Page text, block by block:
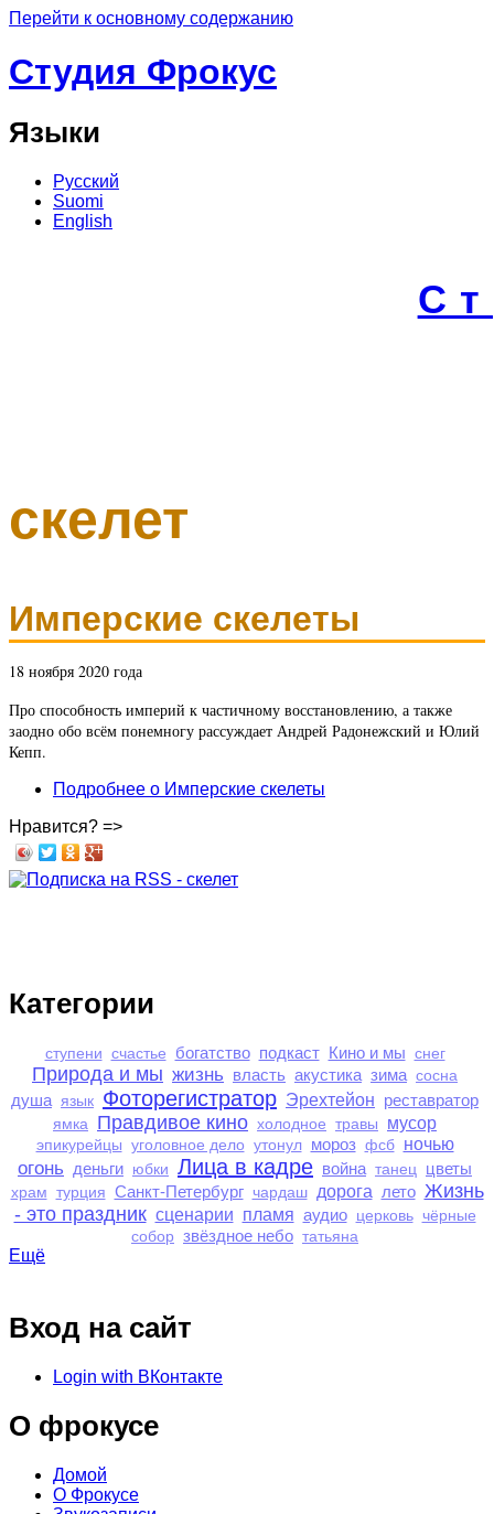
Перейти к основному содержанию
Студия Фрокус
Языки
Русский
Suomi
English
скелет
Имперские скелеты
18 ноября 2020 года
Про способность империй к частичному восстановлению, а также
заодно обо всём понемногу рассуждает Андрей Радонежский и Юлий
Кепп.
Подробнее о Имперские скелеты
Нравится? =>
Категории
ступени счастье богатство подкаст Кино и мы снег
Природа и мы жизнь власть акустика зима сосна
душа язык Фоторегистратор Эрехтейон реставратор
ямка Правдивое кино холодное травы мусор
эпикурейцы уголовное дело утонул мороз фсб ночью
огонь деньги юбки Лица в кадре война танец цветы
храм турция Санкт-Петербург чардаш дорога лето Жизнь
- это праздник сценарии пламя аудио церковь чёрные
собор звёздное небо татьяна
Ещё
Вход на сайт
Login with ВКонтакте
О фрокусе
Домой
О Фрокусе